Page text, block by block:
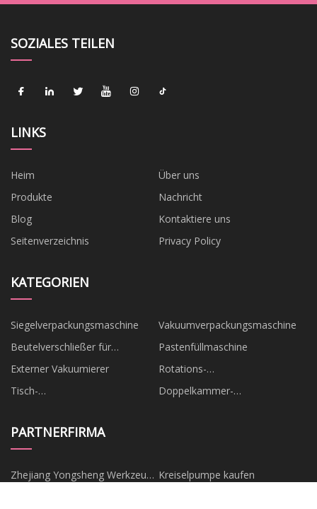
SOZIALES TEILEN
LINKS
Heim
Über uns
Produkte
Nachricht
Blog
Kontaktiere uns
Seitenverzeichnis
Privacy Policy
KATEGORIEN
Siegelverpackungsmaschine
Vakuumverpackungsmaschine
Beutelverschließer für
Lebensmittel
Pastenfüllmaschine
Externer Vakuumierer
Rotations-
Vakuumverpackungsmaschine
Tisch-
Doppelkammer-
PARTNERFIRMA
Zhejiang Yongsheng Werkzeuge
Kreiselpumpe kaufen